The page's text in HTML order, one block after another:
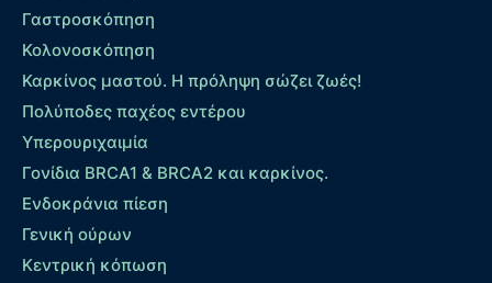
Γαστροσκόπηση
Κολονοσκόπηση
Καρκίνος μαστού. Η πρόληψη σώζει ζωές!
Πολύποδες παχέος εντέρου
Yπερουριχαιμία
Γονίδια BRCA1 & BRCA2 και καρκίνος.
Ενδοκράνια πίεση
Γενική ούρων
Κεντρική κόπωση